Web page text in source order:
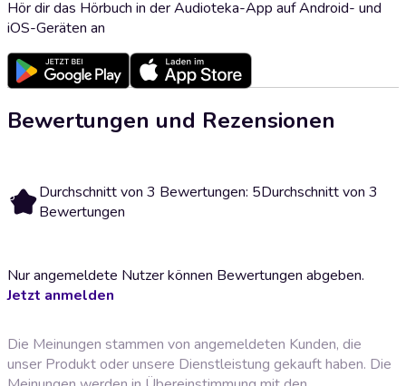
Hör dir das Hörbuch in der Audioteka-App auf Android- und
iOS-Geräten an
Bewertungen und Rezensionen
5 Durchschnitt von 3 Bewertungen: 5Durchschnitt von 3
Bewertungen
Nur angemeldete Nutzer können Bewertungen abgeben.
Jetzt anmelden
Die Meinungen stammen von angemeldeten Kunden, die
unser Produkt oder unsere Dienstleistung gekauft haben. Die